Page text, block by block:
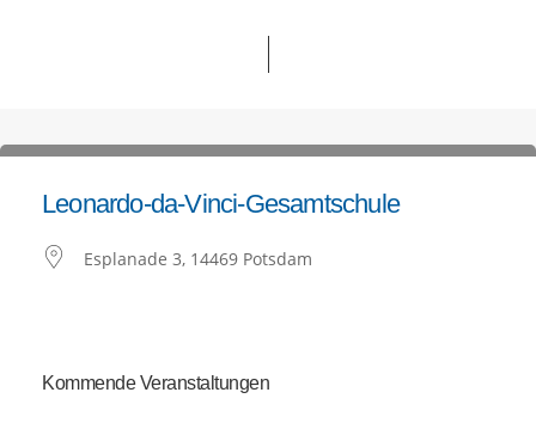
Leonardo-da-Vinci-Gesamtschule
Esplanade 3, 14469 Potsdam
Kommende Veranstaltungen